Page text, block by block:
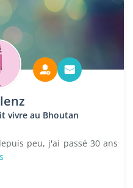
vivre au Bhoutan
peu, j'ai passé 30 ans